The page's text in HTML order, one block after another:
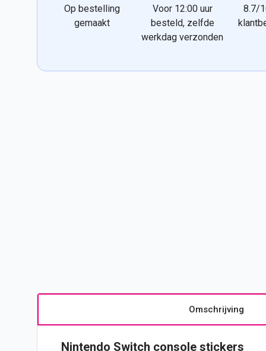
Op bestelling
gemaakt
Voor 12:00 uur
besteld, zelfde
werkdag verzonden
8.7/
Omschrijving
Nintendo Switch console stickers